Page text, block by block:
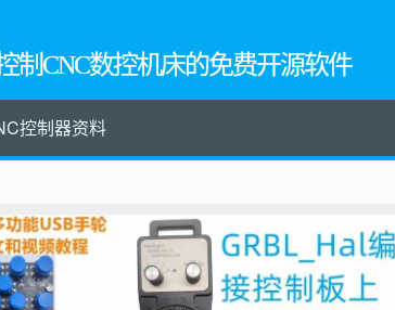
制CNC数控机床的免费开源软件
控制器资料